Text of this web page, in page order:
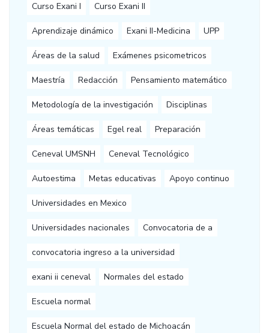
Curso Exani I Curso Exani II
Aprendizaje dinámico Exani II-Medicina UPP
Áreas de la salud Exámenes psicometricos
Maestría Redacción Pensamiento matemático
Metodología de la investigación Disciplinas
Áreas temáticas Egel real Preparación
Ceneval UMSNH Ceneval Tecnológico
Autoestima Metas educativas Apoyo continuo
Universidades en Mexico
Universidades nacionales Convocatoria de a
convocatoria ingreso a la universidad
exani ii ceneval Normales del estado
Escuela normal
Escuela Normal del estado de Michoacán